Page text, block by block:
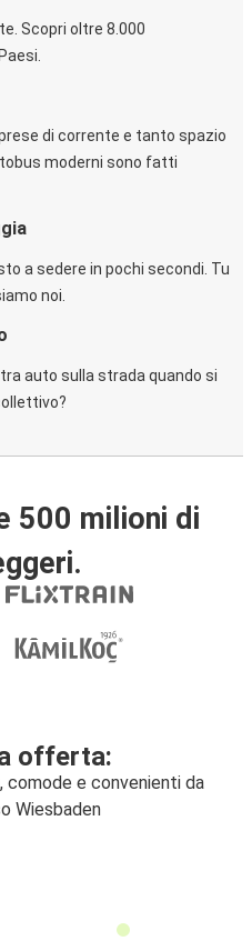
Scopri oltre 8.000
di corrente e tanto spazio
moderni sono fatti
a sedere in pochi secondi. Tu
noi.
auto sulla strada quando si
500 milioni di
offerta:
comode e convenienti da
Wiesbaden